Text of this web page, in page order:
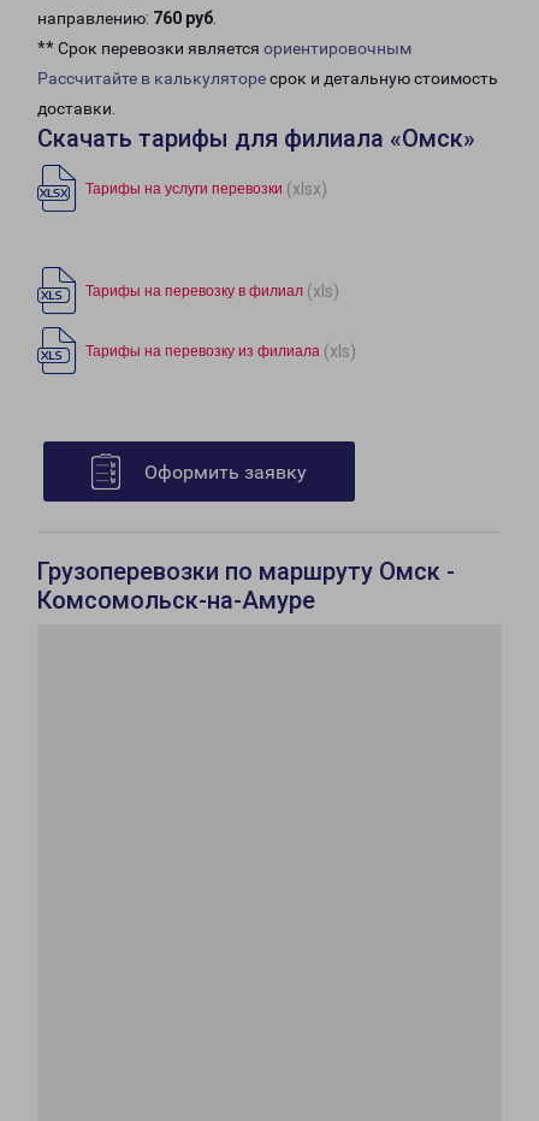
направлению: 760 руб.
** Срок перевозки является ориентировочным
Рассчитайте в калькуляторесрок и детальную стоимость
доставки.
Скачать тарифы для филиала «Омск»
Тарифы на услуги перевозки (xlsx)
Тарифы на перевозку в филиал (xls)
Тарифы на перевозку из филиала (xls)
Оформить заявку
Грузоперевозки по маршруту Омск -
Комсомольск-на-Амуре